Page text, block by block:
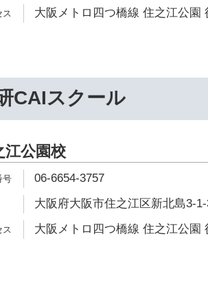
大阪メトロ四つ橋線 住之江公園
CAIスクール
江公園校
06-6654-3757
大阪府大阪市住之江区新北島3-
大阪メトロ四つ橋線 住之江公園